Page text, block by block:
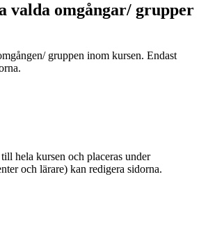
valda omgångar/ grupper
gruppen inom kursen. Endast
hela kursen och placeras under
och lärare) kan redigera sidorna.